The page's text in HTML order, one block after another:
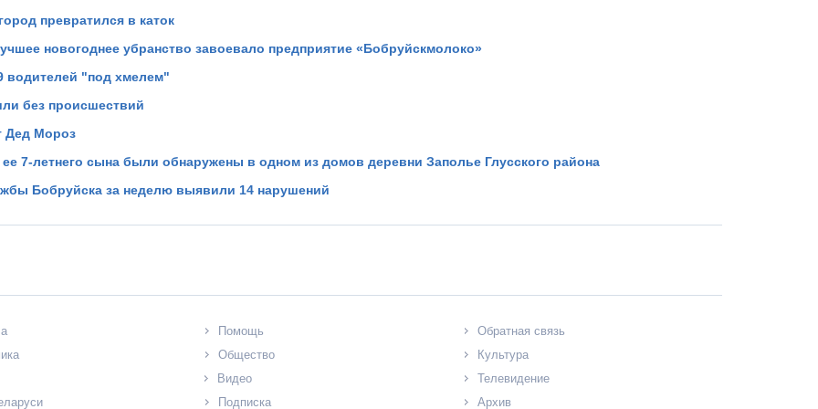
превратился в каток
новогоднее убранство завоевало предприятие «Бобруйскмолоко»
водителей "под хмелем"
без происшествий
Дед Мороз
7-летнего сына были обнаружены в одном из домов деревни Заполье Глусского района
Бобруйска за неделю выявили 14 нарушений
Помощь
Обратная связь
Общество
Культура
Видео
Телевидение
Подписка Архив